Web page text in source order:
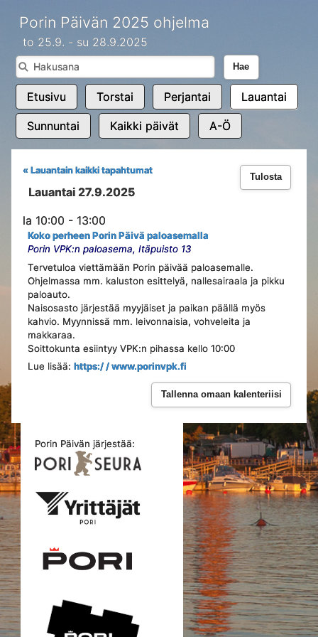
Porin Päivän 2025 ohjelma
to 25.9. - su 28.9.2025
Hae
Etusivu Torstai Perjantai Lauantai
Sunnuntai Kaikki päivät A-Ö
Tulosta
« Lauantain kaikki tapahtumat
Lauantai 27.9.2025
la 10:00 - 13:00
Koko perheen Porin Päivä paloasemalla
Porin VPK:n paloasema, Itäpuisto 13
Tervetuloa viettämään Porin päivää paloasemalle.
Ohjelmassa mm. kaluston esittelyä, nallesairaala ja pikku
paloauto.
Naisosasto järjestää myyjäiset ja paikan päällä myös
kahvio. Myynnissä mm. leivonnaisia, vohveleita ja
makkaraa.
Soittokunta esiintyy VPK:n pihassa kello 10:00
Lue lisää: https:/ / www.porinvpk.fi
Tallenna omaan kalenteriisi
Porin Päivän järjestää: